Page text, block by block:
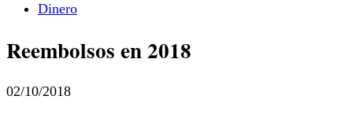
Dinero
Reembolsos en 2018
02/10/2018